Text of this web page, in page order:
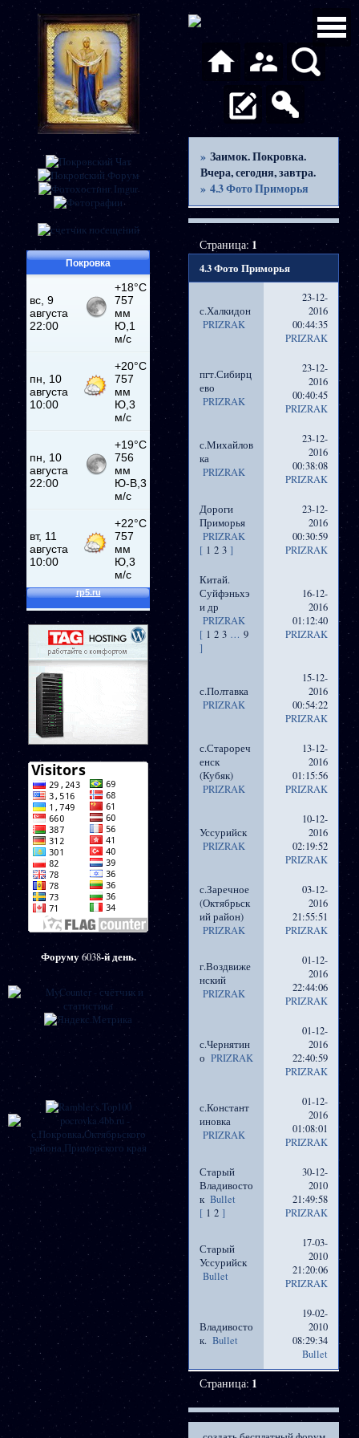
Покровка
Форуму6038-й день.
» Заимок. Покровка.
Вчера, сегодня, завтра.
» 4.3 Фото Приморья
4.3 Фото Приморья
Страница: 1
с.Халкидон
PRIZRAK
23-12-
2016
00:44:35
PRIZRAK
пгт.Сибирц
ево
PRIZRAK
23-12-
2016
00:40:45
PRIZRAK
с.Михайлов
ка
PRIZRAK
23-12-
2016
00:38:08
PRIZRAK
Дороги
Приморья
PRIZRAK
[ 1 2 3 ]
23-12-
2016
00:30:59
PRIZRAK
Китай.
Суйфэньхэ
и др
PRIZRAK
[ 1 2 3 … 9
]
16-12-
2016
01:12:40
PRIZRAK
с.Полтавка
PRIZRAK
15-12-
2016
00:54:22
PRIZRAK
с.Старореч
енск
(Кубяк)
PRIZRAK
13-12-
2016
01:15:56
PRIZRAK
Уссурийск
PRIZRAK
10-12-
2016
02:19:52
PRIZRAK
с.Заречное
(Октябрьск
ий район)
PRIZRAK
03-12-
2016
21:55:51
PRIZRAK
г.Воздвиже
нский
PRIZRAK
01-12-
2016
22:44:06
PRIZRAK
с.Чернятин
о PRIZRAK
01-12-
2016
22:40:59
PRIZRAK
с.Констант
иновка
PRIZRAK
01-12-
2016
01:08:01
PRIZRAK
Старый
Владивосто
к Bullet
[ 1 2 ]
30-12-
2010
21:49:58
PRIZRAK
Старый
Уссурийск
Bullet
17-03-
2010
21:20:06
PRIZRAK
Владивосто
к. Bullet
19-02-
2010
08:29:34
Bullet
Страница: 1